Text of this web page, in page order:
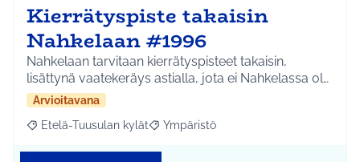
Kierrätyspiste takaisin
Nahkelaan #1996
Nahkelaan tarvitaan kierrätyspisteet takaisin,
lisättynä vaatekeräys astialla, jota ei Nahkelassa ol…
Arvioitavana
Rajaa tulokset aihepiirin mukaan: Etelä-Tuusulan kylät
Etelä-Tuusulan kylät Rajaa tulokset teeman mukaan:
Ympäristö